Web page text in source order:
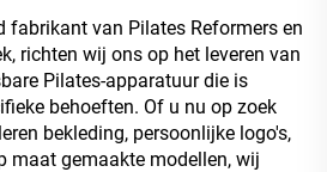
fabrikant van Pilates Reformers en
richten wij ons op het leveren van
Pilates-apparatuur die is
behoeften. Of u nu op zoek
bekleding, persoonlijke logo's,
maat gemaakte modellen, wij